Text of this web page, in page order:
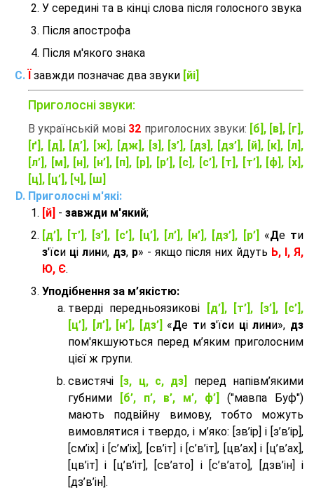
У середині та в кінці слова після голосного звука
Після апострофа
Після м'якого знака
завжди позначає два звуки [йі]
Приголосні звуки:
В українській мові 32 приголосних звуки: [б], [в], [г],
[ґ], [д], [д’], [ж], [дж], [з], [з’], [дз], [дз’], [й], [к], [л],
[л’], [м], [н], [н’], [п], [р], [р’], [с], [с’], [т], [т’], [ф], [х],
[ц], [ц’], [ч], [ш]
Приголосні м'які:
[й] - завжди м'який;
[д’], [т’], [з’], [с’], [ц’], [л’], [н’], [дз’], [р’]
«Де ти
з'їси ці лини, дз, р» - якщо після них йдуть Ь, І, Я,
Ю, Є.
Уподібнення за м’якістю:
тверді передньоязикові
[д’], [т’], [з’], [с’],
[ц’], [л’], [н’], [дз’] «Де тиз'їси цілини», дз
пом'якшуються перед м’яким приголосним
цієї ж групи.
cвистячі
[з, ц, с, дз]
перед напівм’якими
губними
[б’, п’, в’, м’, ф’]
("мавпа Буф")
мають подвійну вимову, тобто можуть
вимовлятися і твердо, і м’яко: [зв’ір] і [з’в’ір],
[см’іх] і [с’м’іх], [св’іт] і [с’в’іт], [цв’ах] і [ц’в’ах],
[цв’іт] і [ц’в’іт], [св’ато] і [с’в’ато], [дзв’iн] і
[дз’в’iн].